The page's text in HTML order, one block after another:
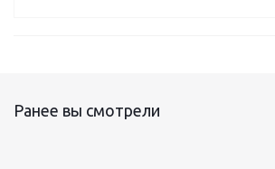
Ранее вы смотрели